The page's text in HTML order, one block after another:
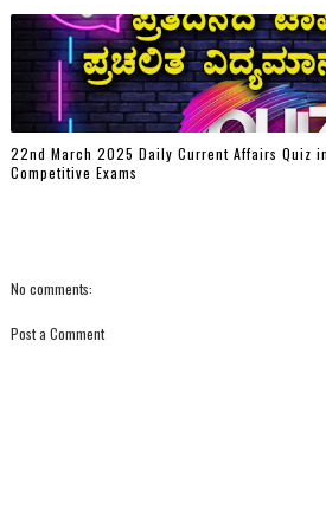
22nd March 2025 Daily Current Affairs Quiz
Competitive Exams
No comments:
Post a Comment